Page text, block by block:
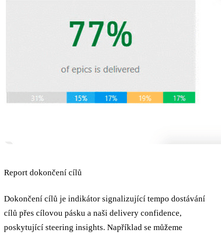
Report dokončení cílů
Dokončení cílů je indikátor signalizující tempo dostávání
cílů přes cílovou pásku a naši delivery confidence,
poskytující steering insights. Například se můžeme